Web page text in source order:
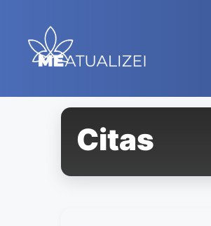
contenido
Citas